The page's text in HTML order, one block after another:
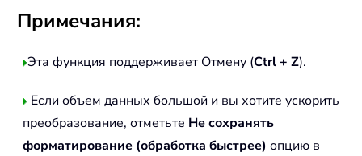
Примечания:
Эта функция поддерживает Отмену (Ctrl + Z).
Если объем данных большой и вы хотите ускорить
преобразование, отметьте Не сохранять
форматирование (обработка быстрее) опцию в